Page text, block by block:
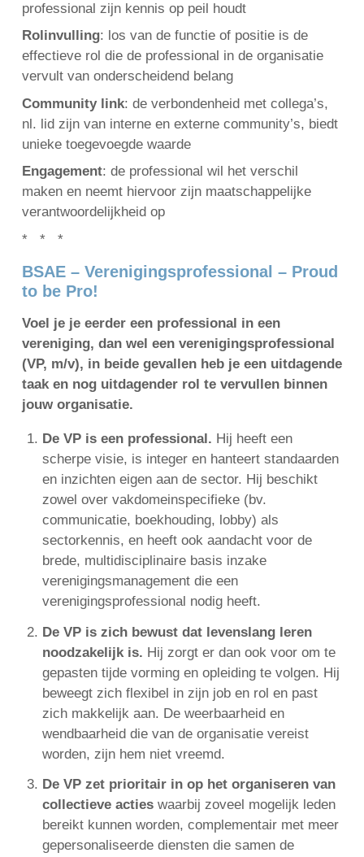
professional zijn kennis op peil houdt
Rolinvulling: los van de functie of positie is de
effectieve rol die de professional in de organisatie
vervult van onderscheidend belang
Community link: de verbondenheid met collega’s,
nl. lid zijn van interne en externe community’s, biedt
unieke toegevoegde waarde
Engagement: de professional wil het verschil
maken en neemt hiervoor zijn maatschappelijke
verantwoordelijkheid op
* * *
BSAE – Verenigingsprofessional – Proud
to be Pro!
Voel je je eerder een professional in een
vereniging, dan wel een verenigingsprofessional
(VP, m/v), in beide gevallen heb je een uitdagende
taak en nog uitdagender rol te vervullen binnen
jouw organisatie.
De VP is een professional. Hij heeft een
scherpe visie, is integer en hanteert standaarden
en inzichten eigen aan de sector. Hij beschikt
zowel over vakdomeinspecifieke (bv.
communicatie, boekhouding, lobby) als
sectorkennis, en heeft ook aandacht voor de
brede, multidisciplinaire basis inzake
verenigingsmanagement die een
verenigingsprofessional nodig heeft.
De VP is zich bewust dat levenslang leren
noodzakelijk is. Hij zorgt er dan ook voor om te
gepasten tijde vorming en opleiding te volgen. Hij
beweegt zich flexibel in zijn job en rol en past
zich makkelijk aan. De weerbaarheid en
wendbaarheid die van de organisatie vereist
worden, zijn hem niet vreemd.
De VP zet prioritair in op het organiseren van
collectieve acties waarbij zoveel mogelijk leden
bereikt kunnen worden, complementair met meer
gepersonaliseerde diensten die samen de